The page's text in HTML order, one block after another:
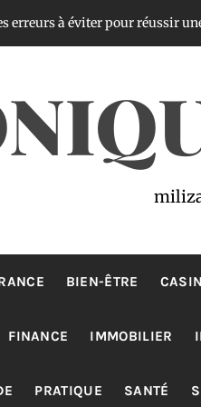
pour réussir une pâte à
BIEN-ÊTRE
FINANCE IMMOBILIER
PRATIQUE SANTÉ